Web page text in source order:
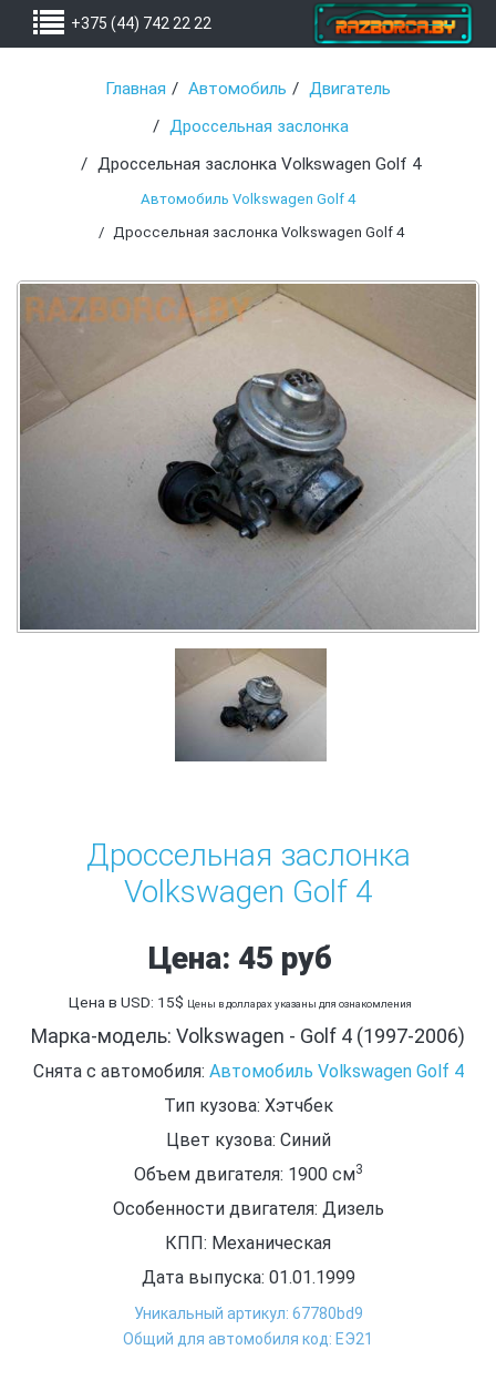
+375 (44) 742 22 22
Главная Автомобиль
Двигатель
Дроссельная заслонка
Дроссельная заслонка Volkswagen Golf 4
Автомобиль Volkswagen Golf 4
Дроссельная заслонка Volkswagen Golf 4
Дроссельная заслонка
Volkswagen Golf 4
Цена: 45 руб
Цена в USD: 15$ Цены в долларах указаны для ознакомления
Марка-модель: Volkswagen - Golf 4 (1997-2006)
Снята с автомобиля: Автомобиль Volkswagen Golf 4
Тип кузова: Хэтчбек
Цвет кузова: Синий
Объем двигателя: 1900 см3
Особенности двигателя: Дизель
КПП: Механическая
Дата выпуска: 01.01.1999
Уникальный артикул: 67780bd9
Общий для автомобиля код: ЕЭ21